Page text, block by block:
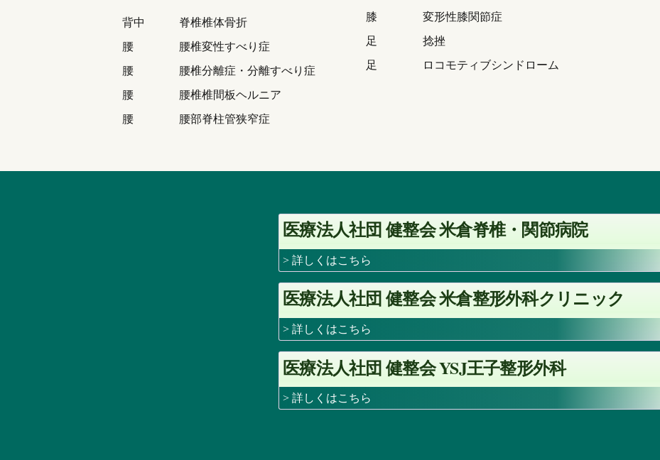
背中
脊椎椎体骨折
腰
腰椎変性すべり症
腰
腰椎分離症・分離すべり症
腰
腰椎椎間板ヘルニア
腰
腰部脊柱管狭窄症
膝
変形性膝関節症
足
捻挫
足
ロコモティブシンドローム
医療法人社団 健整会 米倉脊椎・関節病院
> 詳しくはこちら
医療法人社団 健整会 米倉整形外科クリニック
> 詳しくはこちら
医療法人社団 健整会YSJ王子整形外科
> 詳しくはこちら